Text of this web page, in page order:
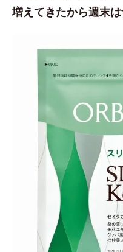
増えてきたから週末